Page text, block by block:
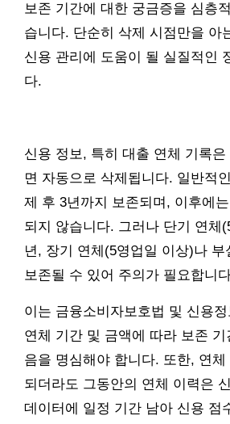
보존 기간에 대한 궁금증을 심층
습니다. 단순히 삭제 시점만을 아
신용 관리에 도움이 될 실질적인
다.
신용 정보, 특히 대출 연체 기록
면 자동으로 삭제됩니다. 일반적
제 후 3년까지 보존되며, 이후에
되지 않습니다. 그러나 단기 연체
년, 장기 연체(5영업일 이상)나 부
보존될 수 있어 주의가 필요합니
이는 금융소비자보호법 및 신용
연체 기간 및 금액에 따라 보존
음을 명심해야 합니다. 또한, 연체
되더라도 그동안의 연체 이력은
데이터에 일정 기간 남아 신용 점